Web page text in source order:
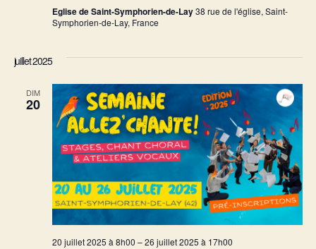
Eglise de Saint-Symphorien-de-Lay38 rue de l'église, Saint-
Symphorien-de-Lay, France
juillet 2025
DIM
20
20 juillet 2025 à 8h00 –26 juillet 2025 à 17h00